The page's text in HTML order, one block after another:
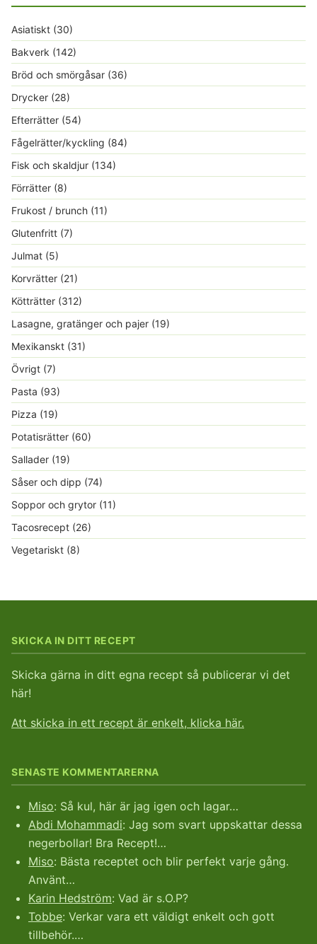
Asiatiskt (30)
Bakverk (142)
Bröd och smörgåsar (36)
Drycker (28)
Efterrätter (54)
Fågelrätter/kyckling (84)
Fisk och skaldjur (134)
Förrätter (8)
Frukost / brunch (11)
Glutenfritt (7)
Julmat (5)
Korvrätter (21)
Kötträtter (312)
Lasagne, gratänger och pajer (19)
Mexikanskt (31)
Övrigt (7)
Pasta (93)
Pizza (19)
Potatisrätter (60)
Sallader (19)
Såser och dipp (74)
Soppor och grytor (11)
Tacosrecept (26)
Vegetariskt (8)
SKICKA IN DITT RECEPT
Skicka gärna in ditt egna recept så publicerar vi det
här!
Att skicka in ett recept är enkelt, klicka här.
SENASTE KOMMENTARERNA
Miso: Så kul, här är jag igen och lagar…
Abdi Mohammadi: Jag som svart uppskattar dessa
negerbollar! Bra Recept!…
Miso: Bästa receptet och blir perfekt varje gång.
Använt…
Karin Hedström: Vad är s.O.P?
Tobbe: Verkar vara ett väldigt enkelt och gott
tillbehör.…